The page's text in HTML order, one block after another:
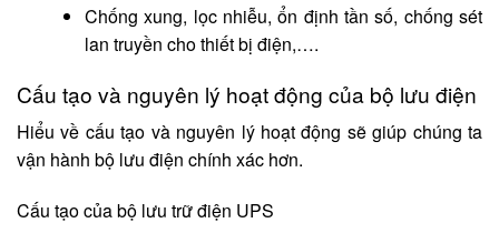
Chống xung, lọc nhiễu, ổn định tần số, chống sét
lan truyền cho thiết bị điện,….
Cấu tạo và nguyên lý hoạt động của bộ lưu điện
Hiểu về cấu tạo và nguyên lý hoạt động sẽ giúp chúng ta
vận hành bộ lưu điện chính xác hơn.
Cấu tạo của bộ lưu trữ điện UPS